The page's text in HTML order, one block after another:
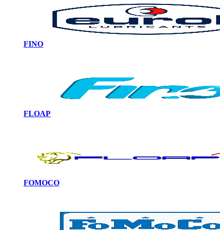
FINO
FLOAP
FOMOCO